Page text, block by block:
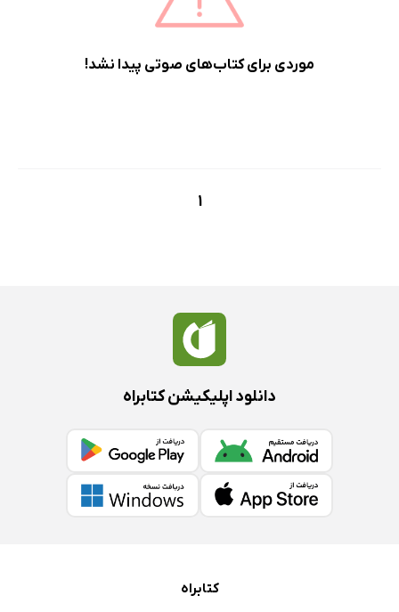
پربحث‌ها
موردی برای کتاب‌های صوتی پیدا نشد!
1
دانلود اپلیکیشن کتابراه
کتابراه